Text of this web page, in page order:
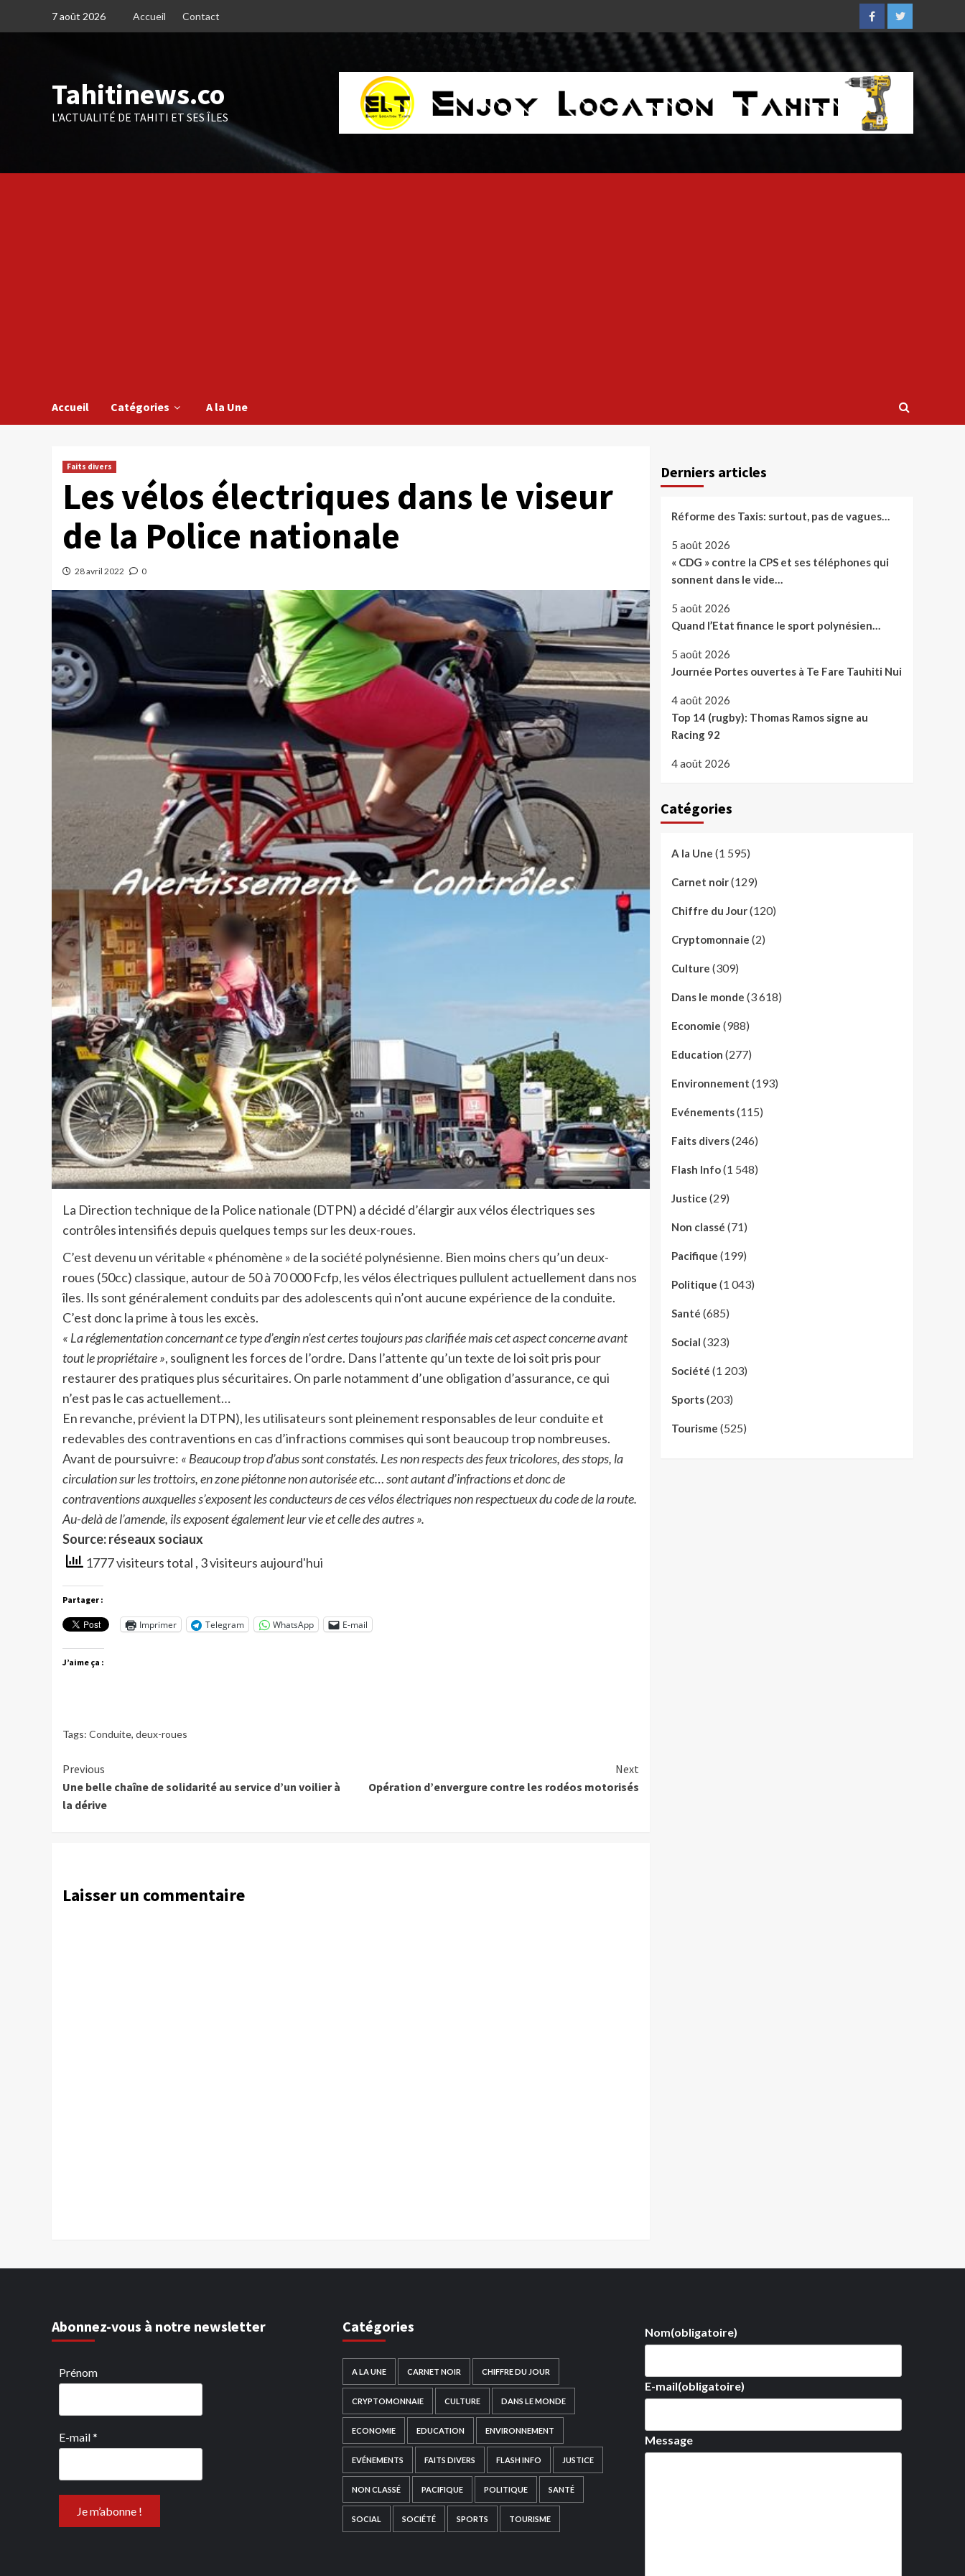
7 août 2026 Accueil Contact
FacebookTwitter
Tahitinews.co
L'ACTUALITÉ DE TAHITI ET SES ÎLES
Accueil Catégories A la Une
Faits divers
Les vélos électriques dans le viseur
de la Police nationale
28 avril 2022 0
La Direction technique de la Police nationale (DTPN) a décidé d’élargir aux vélos électriques ses
contrôles intensifiés depuis quelques temps sur les deux-roues.
C’est devenu un véritable « phénomène » de la société polynésienne. Bien moins chers qu’un deux-
roues (50cc) classique, autour de 50 à 70 000 Fcfp, les vélos électriques pullulent actuellement dans nos
îles. Ils sont généralement conduits par des adolescents qui n’ont aucune expérience de la conduite.
C’est donc la prime à tous les excès.
« La réglementation concernant ce type d’engin n’est certes toujours pas clarifiée mais cet aspect concerne avant
tout le propriétaire », soulignent les forces de l’ordre. Dans l’attente qu’un texte de loi soit pris pour
restaurer des pratiques plus sécuritaires. On parle notamment d’une obligation d’assurance, ce qui
n’est pas le cas actuellement…
En revanche, prévient la DTPN), les utilisateurs sont pleinement responsables de leur conduite et
redevables des contraventions en cas d’infractions commises qui sont beaucoup trop nombreuses.
Avant de poursuivre: « Beaucoup trop d’abus sont constatés. Les non respects des feux tricolores, des stops, la
circulation sur les trottoirs, en zone piétonne non autorisée etc… sont autant d’infractions et donc de
contraventions auxquelles s’exposent les conducteurs de ces vélos électriques non respectueux du code de la route.
Au-delà de l’amende, ils exposent également leur vie et celle des autres ».
Source: réseaux sociaux
1777 visiteurs total , 3 visiteurs aujourd'hui
Partager :
Imprimer Telegram WhatsApp E-mail
J’aime ça :
Tags: Conduite, deux-roues
Continue
Reading
Previous
Une belle chaîne de solidarité au service d’un voilier à
la dérive
Next
Opération d’envergure contre les rodéos motorisés
Laisser un commentaire
Derniers articles
Réforme des Taxis: surtout, pas de vagues…
5 août 2026
« CDG » contre la CPS et ses téléphones qui
sonnent dans le vide…
5 août 2026
Quand l’Etat finance le sport polynésien…
5 août 2026
Journée Portes ouvertes à Te Fare Tauhiti Nui
4 août 2026
Top 14 (rugby): Thomas Ramos signe au
Racing 92
4 août 2026
Catégories
A la Une (1 595)
Carnet noir(129)
Chiffre du Jour(120)
Cryptomonnaie (2)
Culture (309)
Dans le monde (3 618)
Economie (988)
Education (277)
Environnement (193)
Evénements(115)
Faits divers(246)
Flash Info(1 548)
Justice (29)
Non classé (71)
Pacifique (199)
Politique (1 043)
Santé (685)
Social (323)
Société (1 203)
Sports(203)
Tourisme (525)
Abonnez-vous à notre newsletter
Prénom
E-mail*
Catégories
A LA UNE CARNET NOIR CHIFFRE DU JOUR
CRYPTOMONNAIE CULTURE DANS LE MONDE
ECONOMIE EDUCATION ENVIRONNEMENT
EVÉNEMENTS FAITS DIVERS FLASH INFO JUSTICE
NON CLASSÉ PACIFIQUE POLITIQUE SANTÉ
SOCIAL SOCIÉTÉ SPORTS TOURISME
Nom(obligatoire)
E-mail(obligatoire)
Message